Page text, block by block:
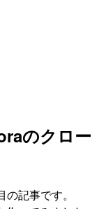
のクロー
記事です。